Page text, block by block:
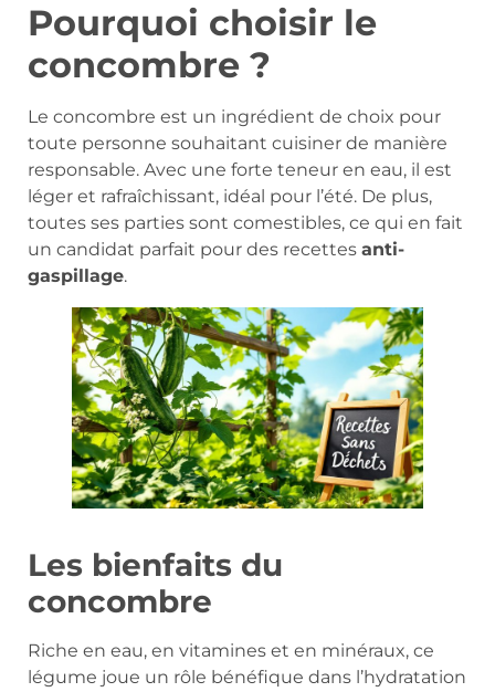
Pourquoi choisir le
concombre ?
Le concombre est un ingrédient de choix pour
toute personne souhaitant cuisiner de manière
responsable. Avec une forte teneur en eau, il est
léger et rafraîchissant, idéal pour l’été. De plus,
toutes ses parties sont comestibles, ce qui en fait
un candidat parfait pour des recettes anti-
gaspillage.
Les bienfaits du
concombre
Riche en eau, en vitamines et en minéraux, ce
légume joue un rôle bénéfique dans l’hydratation